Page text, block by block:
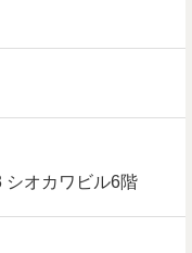
シオカワビル6階